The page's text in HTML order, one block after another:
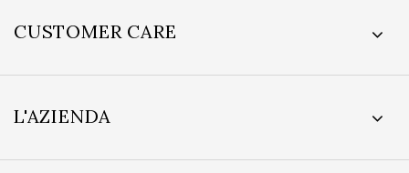
CUSTOMER CARE
L'AZIENDA